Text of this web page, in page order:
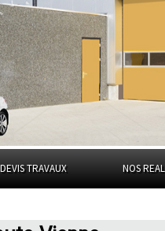
DEVIS TRAVAUX NOS